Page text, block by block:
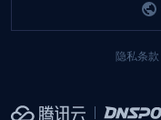
隐私条款